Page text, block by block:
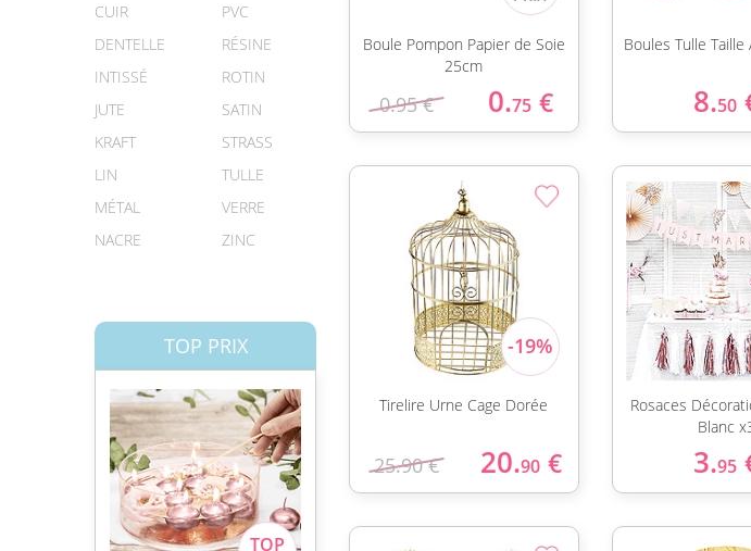
CUIR
DENTELLE
INTISSÉ
JUTE
KRAFT
LIN
MÉTAL
NACRE
PVC
RÉSINE
ROTIN
SATIN
STRASS
TULLE
VERRE
ZINC
TOP PRIX
Boule Pompon Papier de Soie
25cm
0.95 € 0.75 €
Boules Tulle
8.50
Tirelire Urne Cage Dorée
25.90 € 20.90 €
Rosaces
Blanc
3.95